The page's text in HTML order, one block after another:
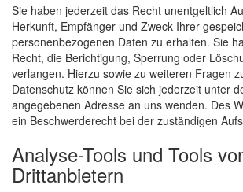
Sie haben jederzeit das Recht unentgeltlich
Herkunft, Empfänger und Zweck Ihrer
personenbezogenen Daten zu erhalten. Sie
Recht, die Berichtigung, Sperrung oder
verlangen. Hierzu sowie zu weiteren Fragen
Datenschutz können Sie sich jederzeit unter
angegebenen Adresse an uns wenden. Des
ein Beschwerderecht bei der zuständigen
Analyse-Tools und Tools
Drittanbietern